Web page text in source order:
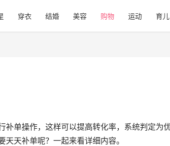
穿衣 结婚 美容 购物 运动 育儿
单操作，这样可以提高转化率，系统判定为
天补单呢？一起来看详细内容。